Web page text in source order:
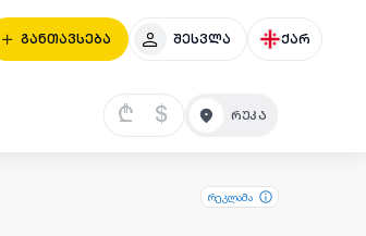
განთავსება შესვლა ქარ
₾ $
რეკლამა